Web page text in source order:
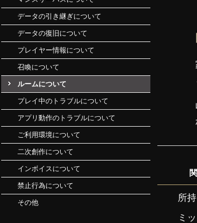
データの引き継ぎについて
データの復旧について
プレイヤー情報について
召喚について
ルームについて
プレイ中のトラブルについて
アプリ動作のトラブルについて
ご利用環境について
二次創作について
インボイスについて
禁止行為について
その他
所
ミ